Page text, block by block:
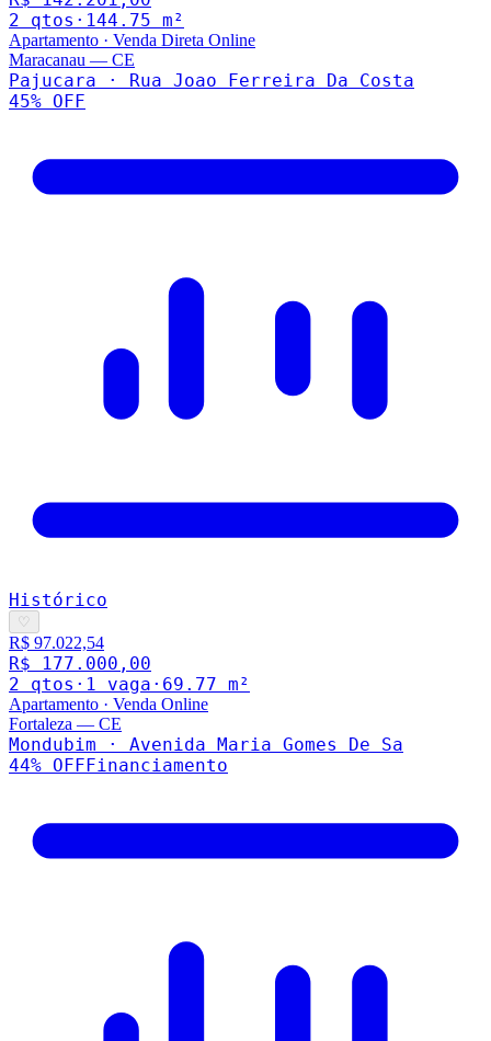
2 qtos · 144.75 m²
Apartamento · Venda Direta Online
Maracanau — CE
Pajucara · Rua Joao Ferreira Da Costa
45% OFF
Histórico
♡
R$ 97.022,54
R$ 177.000,00
2 qtos · 1 vaga · 69.77 m²
Apartamento · Venda Online
Fortaleza — CE
Mondubim · Avenida Maria Gomes De Sa
44% OFFFinanciamento